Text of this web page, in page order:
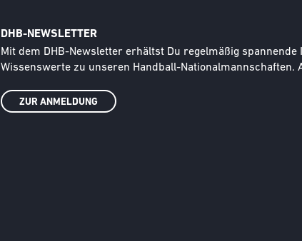
DHB-NEWSLETTER
Text
Mit dem DHB-Newsletter erhältst Du regelmäßig
Wissenswerte zu unseren Handball-Nationalmannschaften.
ZUR ANMELDUNG